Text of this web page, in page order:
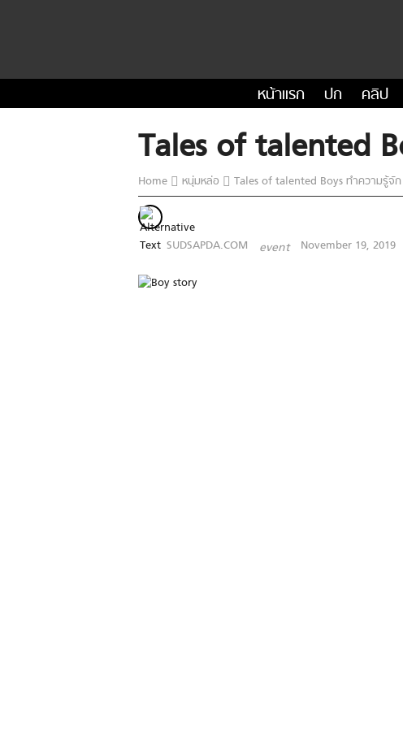
หน้าแรก ปก คลิป
Tales of talented
Home หนุ่มหล่อ Tales of talented Boys ทำความรู้จั
SUDSAPDA.COM event November 19, 2019